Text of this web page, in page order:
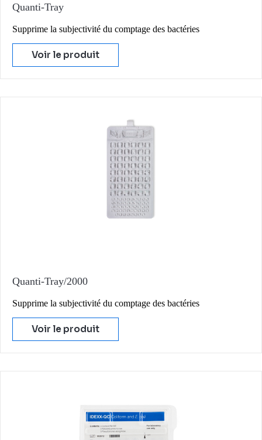
Quanti-Tray
Supprime la subjectivité du comptage des bactéries
Voir le produit
Quanti-Tray/2000
Supprime la subjectivité du comptage des bactéries
Voir le produit